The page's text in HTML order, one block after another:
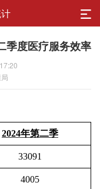
季度医疗服务效率
2024年第二季
33091
4005